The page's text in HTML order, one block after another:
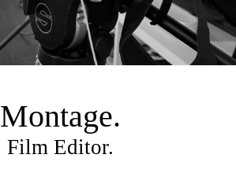
Montage.
Film Editor.